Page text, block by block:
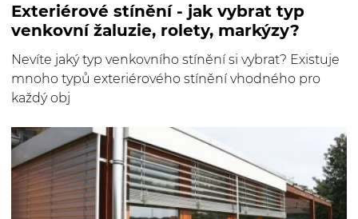
Exteriérové stínění - jak vybrat typ
venkovní žaluzie, rolety, markýzy?
Nevíte jaký typ venkovního stínění si vybrat? Existuje
mnoho typů exteriérového stínění vhodného pro
každý obj